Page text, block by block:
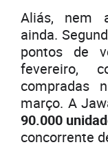
Aliás, nem
ainda.
pontos de
fevereiro,
compradas
março. A
90.000
concorrente